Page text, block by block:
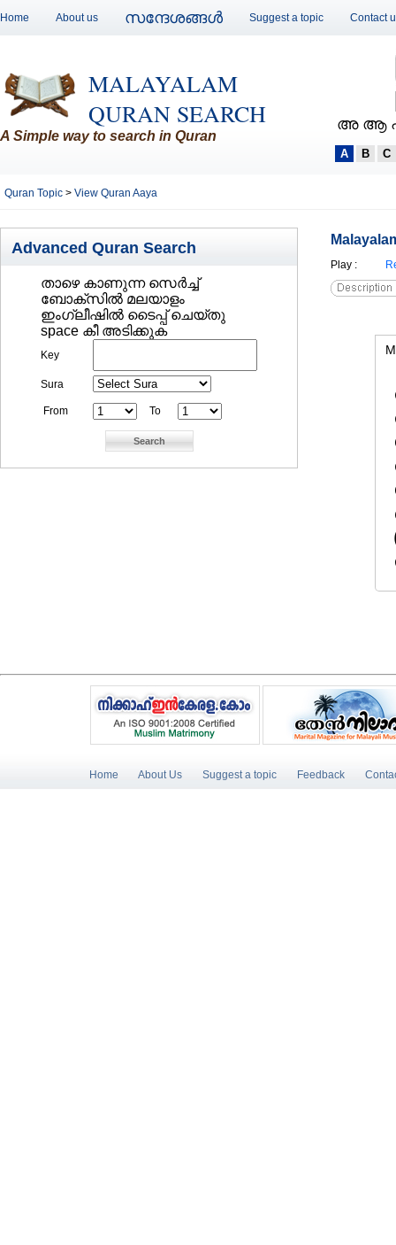
Home About us സന്ദേശങ്ങള്‍ Suggest a topic Contact
MALAYALAM
QURAN SEARCH
A Simple way to search in Quran
അ ആ
A B C
Quran Topic > View Quran Aaya
Advanced Quran Search
താഴെ കാണുന്ന സെര്‍ച്ച്‌
ബോക്സില്‍ മലയാളം
ഇംഗ്ലീഷില്‍ ടൈപ്പ് ചെയ്തു
space കീ അടിക്കുക
Key
Sura
From To
Play :
Home About Us Suggest a topic Feedback